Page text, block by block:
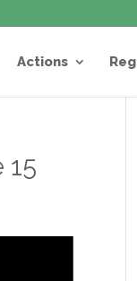
Actions
15